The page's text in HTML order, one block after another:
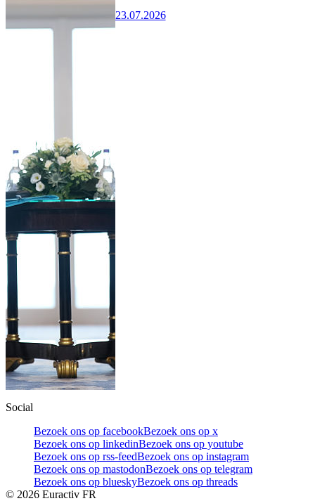
23.07.2026
Social
Bezoek ons op facebookBezoek ons op x
Bezoek ons op linkedinBezoek ons op youtube
Bezoek ons op rss-feedBezoek ons op instagram
Bezoek ons op mastodonBezoek ons op telegram
Bezoek ons op blueskyBezoek ons op threads
© 2026 Euractiv FR